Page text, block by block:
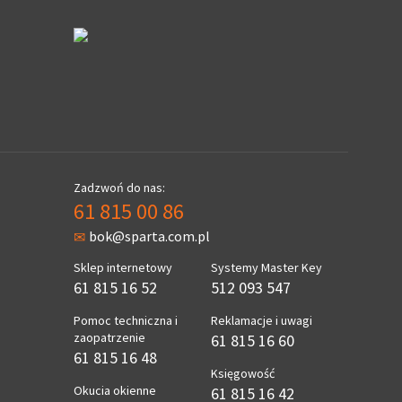
Zadzwoń do nas:
61 815 00 86
bok@sparta.com.pl
Sklep internetowy
61 815 16 52
Pomoc techniczna i
zaopatrzenie
61 815 16 48
Okucia okienne
Systemy Master Key
512 093 547
Reklamacje i uwagi
61 815 16 60
Księgowość
61 815 16 42